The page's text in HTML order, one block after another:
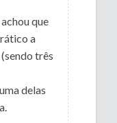
que
a
três
delas